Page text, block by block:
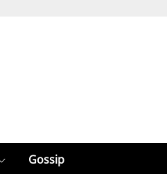
Gossip